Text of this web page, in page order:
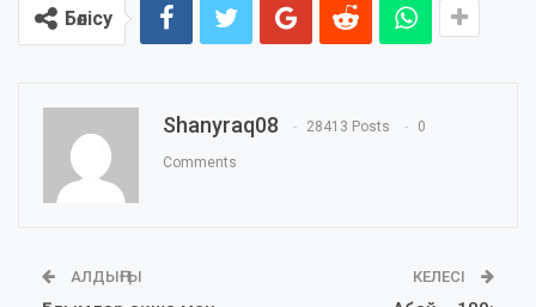
Бөлісу
Shanyraq08 28413 Posts 0
Comments
АЛДЫҢҒЫ КЕЛЕСІ